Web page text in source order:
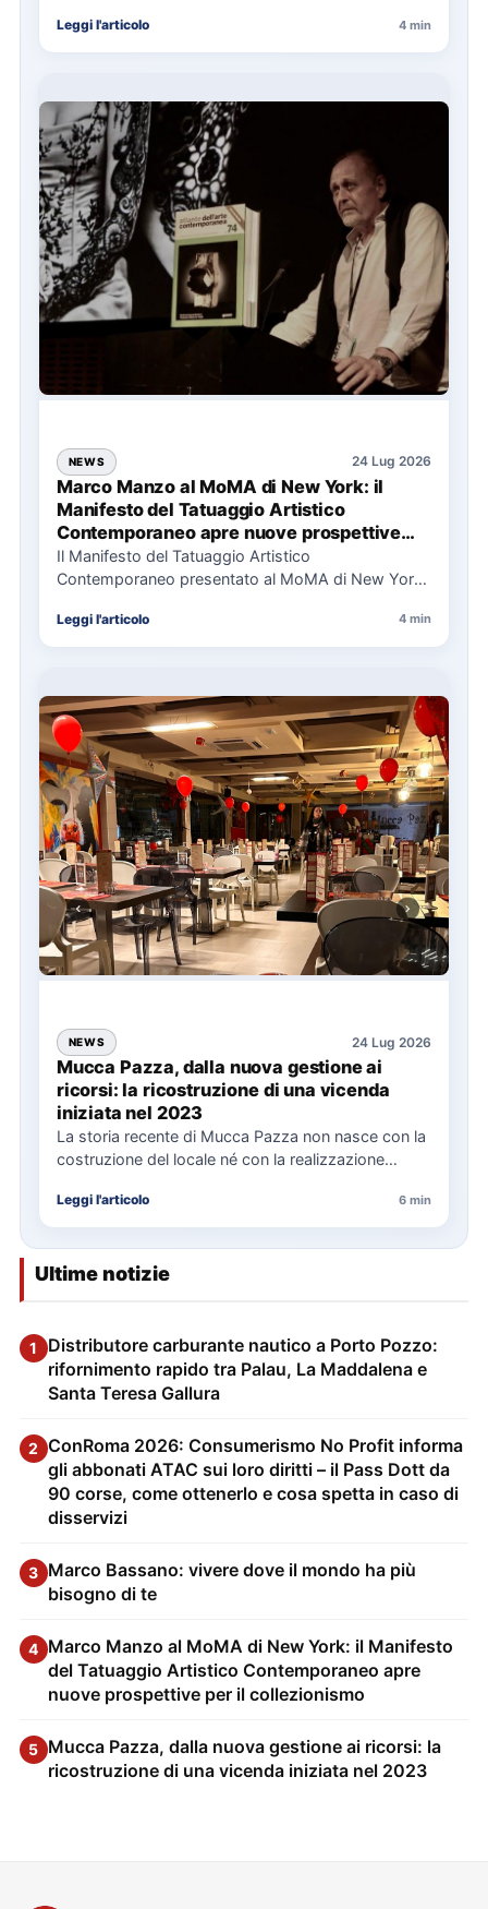
Leggi l'articolo 4 min
NEWS 24 Lug 2026
Marco Manzo al MoMA di New York: il
Manifesto del Tatuaggio Artistico
Contemporaneo apre nuove prospettive
per il collezionismo
Il Manifesto del Tatuaggio Artistico
Contemporaneo presentato al MoMA di New York
Leggi l'articolo 4 min
NEWS 24 Lug 2026
Mucca Pazza, dalla nuova gestione ai
ricorsi: la ricostruzione di una vicenda
iniziata nel 2023
La storia recente di Mucca Pazza non nasce con la
costruzione del locale né con la realizzazione
Leggi l'articolo 6 min
Ultime notizie
1
Distributore carburante nautico a Porto Pozzo:
rifornimento rapido tra Palau, La Maddalena e
Santa Teresa Gallura
2 ConRoma 2026: Consumerismo No Profit informa
gli abbonati ATAC sui loro diritti – il Pass Dott da
90 corse, come ottenerlo e cosa spetta in caso di
disservizi
3 Marco Bassano: vivere dove il mondo ha più
bisogno di te
4 Marco Manzo al MoMA di New York: il Manifesto
del Tatuaggio Artistico Contemporaneo apre
nuove prospettive per il collezionismo
5 Mucca Pazza, dalla nuova gestione ai ricorsi: la
ricostruzione di una vicenda iniziata nel 2023